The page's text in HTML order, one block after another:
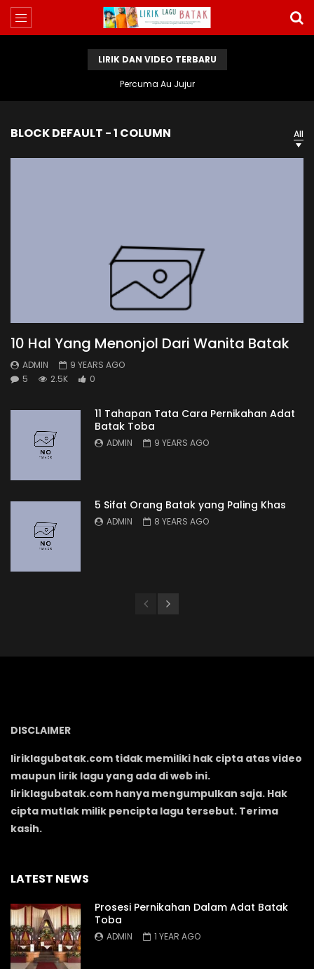
LIRIK DAN VIDEO TERBARU
Ajal Ni Portibi
BLOCK DEFAULT - 1 COLUMN All
10 Hal Yang Menonjol Dari Wanita Batak
ADMIN
9 YEARS AGO
5
2.5K 0
11 Tahapan Tata Cara Pernikahan Adat
Batak Toba
ADMIN 9 YEARS AGO
5 Sifat Orang Batak yang Paling Khas
ADMIN 8 YEARS AGO
DISCLAIMER
liriklagubatak.com tidak memiliki hak cipta atas video
maupun lirik lagu yang ada di web ini.
liriklagubatak.com hanya mengumpulkan saja. Hak
cipta mutlak milik pencipta lagu tersebut. Terima
kasih.
LATEST NEWS
Prosesi Pernikahan Dalam Adat Batak
Toba
ADMIN 1 YEAR AGO